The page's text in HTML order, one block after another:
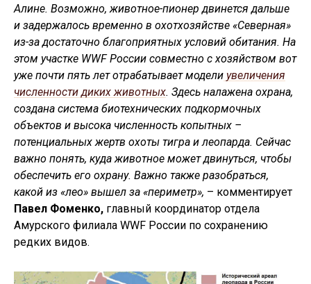
Алине. Возможно, животное-пионер двинется дальше
и задержалось временно в охотхозяйстве «Северная»
из-за достаточно благоприятных условий обитания. На
этом участке WWF России совместно с хозяйством вот
уже почти пять лет отрабатывает модели увеличения
численности диких животных. Здесь налажена охрана,
создана система биотехнических подкормочных
объектов и высока численность копытных –
потенциальных жертв охоты тигра и леопарда. Сейчас
важно понять, куда животное может двинуться, чтобы
обеспечить его охрану. Важно также разобраться,
какой из «лео» вышел за «периметр», – комментирует
Павел Фоменко, главный координатор отдела
Амурского филиала WWF России по сохранению
редких видов.